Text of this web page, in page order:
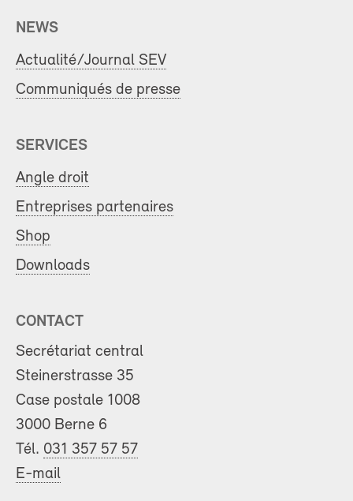
NEWS
Actualité/Journal SEV
Communiqués de presse
SERVICES
Angle droit
Entreprises partenaires
Shop
Downloads
CONTACT
Secrétariat central
Steinerstrasse 35
Case postale 1008
3000 Berne 6
Tél. 031 357 57 57
E-mail